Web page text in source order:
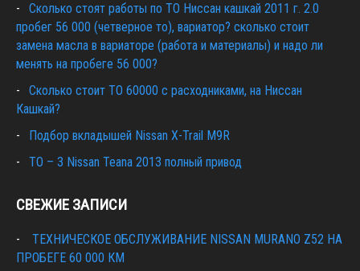
Сколько стоят работы по ТО Ниссан кашкай 2011 г. 2.0
пробег 56 000 (четверное то), вариатор? сколько стоит
замена масла в вариаторе (работа и материалы) и надо ли
менять на пробеге 56 000?
Сколько стоит ТО 60000 с расходниками, на Ниссан
Кашкай?
Подбор вкладышей Nissan X-Trail M9R
ТО – 3 Nissan Teana 2013 полный привод
СВЕЖИЕ ЗАПИСИ
ТЕХНИЧЕСКОЕ ОБСЛУЖИВАНИЕ NISSAN MURANO Z52 НА
ПРОБЕГЕ 60 000 КМ